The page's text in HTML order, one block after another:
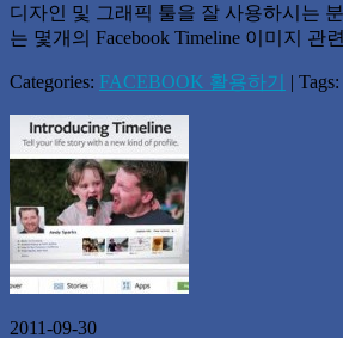
디자인 및 그래픽 툴을 잘 사용하시는
는 몇개의 Facebook Timeline 이미지
Categories: FACEBOOK 활용하기 | Tags:
2011-09-30